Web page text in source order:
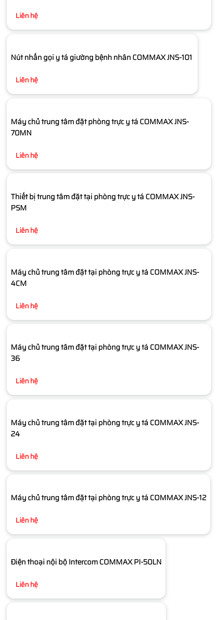
Liên hệ
Nút nhấn gọi y tá giường bệnh nhân COMMAX JNS-101
Liên hệ
Máy chủ trung tâm đặt phòng trực y tá COMMAX JNS-
70MN
Liên hệ
Thiết bị trung tâm đặt tại phòng trực y tá COMMAX JNS-
PSM
Liên hệ
Máy chủ trung tâm đặt tại phòng trực y tá COMMAX JNS-
4CM
Liên hệ
Máy chủ trung tâm đặt tại phòng trực y tá COMMAX JNS-
36
Liên hệ
Máy chủ trung tâm đặt tại phòng trực y tá COMMAX JNS-
24
Liên hệ
Máy chủ trung tâm đặt tại phòng trực y tá COMMAX JNS-12
Liên hệ
Điện thoại nội bộ Intercom COMMAX PI-50LN
Liên hệ